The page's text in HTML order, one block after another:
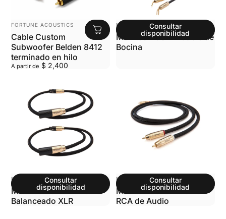
MARCA:
FORTUNE ACOUSTICS
Cable Custom
Subwoofer Belden 8412
terminado en hilo
A partir de $ 2,400
Consultar
disponibilidad
MARCA:
MCINTOSH
McIntosh CS2M Cable de
Bocina
Consultar
disponibilidad
MARCA:
MCINTOSH
McIntosh CBA1M Cable
Balanceado XLR
Consultar
disponibilidad
MARCA:
MCINTOSH
McIntosh CA1M Cable
RCA de Audio